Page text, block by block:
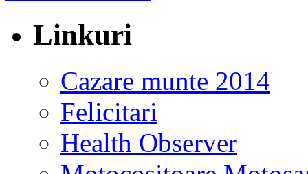
Linkuri
Cazare munte 2014
Felicitari
Health Observer